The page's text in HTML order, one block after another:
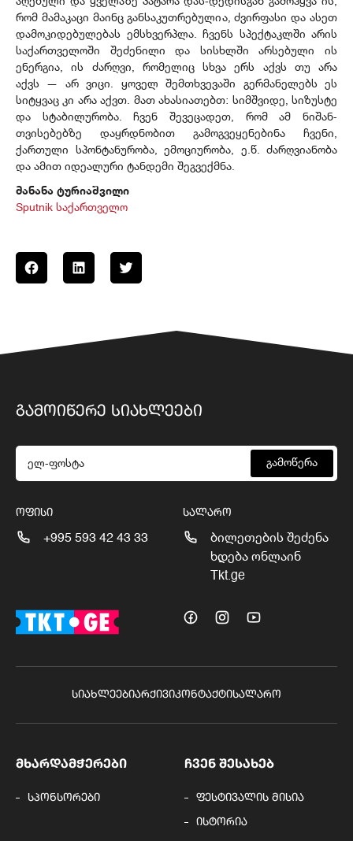
რომ მამაკაცი მაინც განსაკუთრებულია, ძვირფასი და ასეთ
დამოკიდებულებას ემსხვერპლა. ჩვენს სპექტაკლში არის
საქართველოში შეძენილი და სისხლში არსებული ის
ენერგია, ის ძარღვი, რომელიც სხვა ერს აქვს თუ არა
აქვს — არ ვიცი. ყოველ შემთხვევაში გერმანელებს ეს
სიტყვაც კი არა აქვთ. მათ ახასიათებთ: სიმშვიდე, სიზუსტე
და სტაბილურობა. ჩვენ შევეცადეთ, რომ ამ ნიშან-
თვისებებზე დაყრდნობით გამოგვეყენებინა ჩვენი,
ქართული სპონტანურობა, ემოციურობა, ე.წ. ძარღვიანობა
და ამით იდეალური ტანდემი შეგვექმნა.
მანანა ტურიაშვილი
Sputnik საქართველო
ᲒᲐᲛᲝᲘᲬᲔᲠᲔ ᲡᲘᲐᲮᲚᲔᲔᲑᲘ
გამოწერა
ᲝᲤᲘᲡᲘ
+995 593 42 43 33
ᲡᲐᲚᲐᲠᲝ
ბილეთების შეძენა
ხდება ონლაინ
Tkt.ge
ᲡᲘᲐᲮᲚᲔᲔᲑᲘᲐᲠᲥᲘᲕᲘᲙᲝᲜᲢᲐᲥᲢᲘᲡᲐᲚᲐᲠᲝ
ᲛᲮᲐᲠᲓᲐᲛᲭᲔᲠᲔᲑᲘ
სპონსორები
ᲩᲕᲔᲜ ᲨᲔᲡᲐᲮᲔᲑ
ფესტივალის მისია
ისტორია